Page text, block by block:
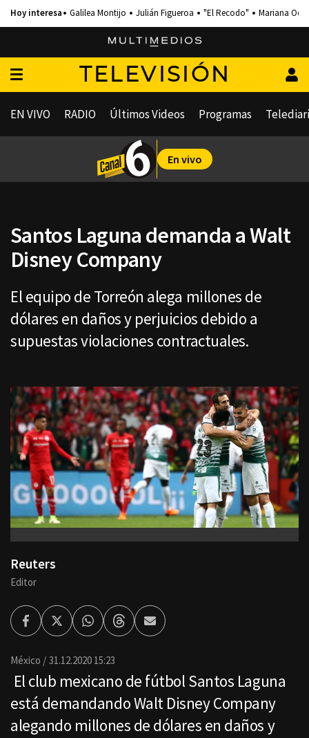
Galilea Montijo Julián Figueroa "El Recodo" Mariana
TELEVISIÓN
EN VIVO RADIO Últimos Videos Programas
En vivo
Santos Laguna demanda a Walt
Disney Company
El equipo de Torreón alega millones de
dólares en daños y perjuicios debido a
supuestas violaciones contractuales.
Reuters
Editor
FacebookTwitterWhatsappThreadsEnviar
por
México 31.12.2020 15:23
El club mexicano de fútbol Santos Laguna
está demandando Walt Disney Company
alegando millones de dólares en daños y